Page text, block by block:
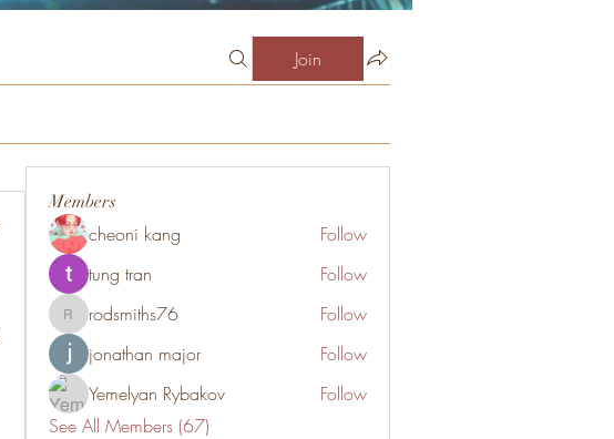
Join
Members
cheoni kang
Follow
tung tran
Follow
rodsmiths76
rodsmiths76
Follow
jonathan major
Follow
Yemelyan Rybakov
Follow
See All Members (67)